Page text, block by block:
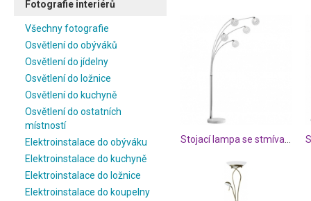
Fotografie interiérů
Všechny fotografie
Osvětlení do obýváků
Osvětlení do jídelny
Osvětlení do ložnice
Osvětlení do kuchyně
Osvětlení do ostatních
místností
Elektroinstalace do obýváku
Elektroinstalace do kuchyně
Elektroinstalace do ložnice
Elektroinstalace do koupelny